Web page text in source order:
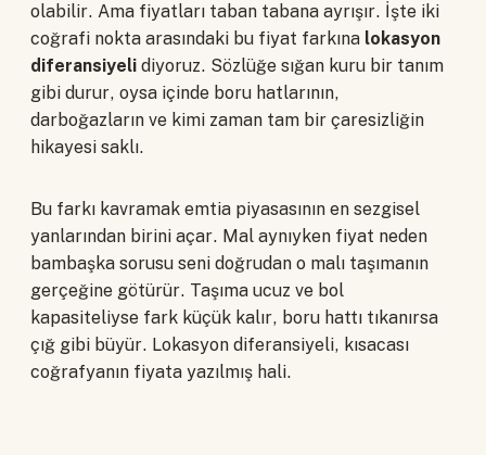
olabilir. Ama fiyatları taban tabana ayrışır. İşte iki
coğrafi nokta arasındaki bu fiyat farkına lokasyon
diferansiyeli diyoruz. Sözlüğe sığan kuru bir tanım
gibi durur, oysa içinde boru hatlarının,
darboğazların ve kimi zaman tam bir çaresizliğin
hikayesi saklı.
Bu farkı kavramak emtia piyasasının en sezgisel
yanlarından birini açar. Mal aynıyken fiyat neden
bambaşka sorusu seni doğrudan o malı taşımanın
gerçeğine götürür. Taşıma ucuz ve bol
kapasiteliyse fark küçük kalır, boru hattı tıkanırsa
çığ gibi büyür. Lokasyon diferansiyeli, kısacası
coğrafyanın fiyata yazılmış hali.